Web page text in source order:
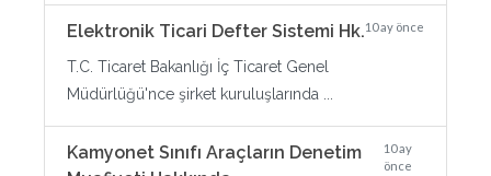
Elektronik Ticari Defter Sistemi Hk.10 ay önce
T.C. Ticaret Bakanlığı İç Ticaret Genel
Müdürlüğü'nce şirket kuruluşlarında ...
Kamyonet Sınıfı Araçların Denetim
10 ay
önce